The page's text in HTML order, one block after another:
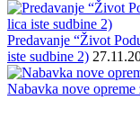
Predavanje “Život
iste sudbine 2)
Nabavka nove